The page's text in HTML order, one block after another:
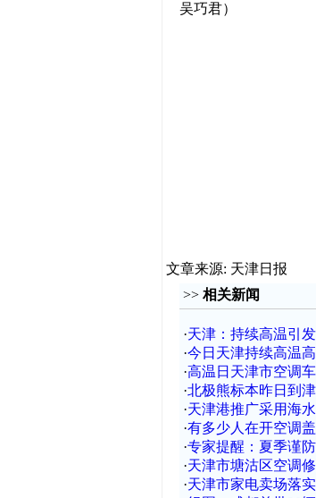
吴巧君）
文章来源: 天津日报
>> 相关新闻
·天津：持续高温引
·今日天津持续高温
·高温日天津市空调
·北极熊标本昨日到
·天津港推广采用海
·有多少人在开空调
·专家提醒：夏季谨
·天津市塘沽区空调
·天津市家电卖场落